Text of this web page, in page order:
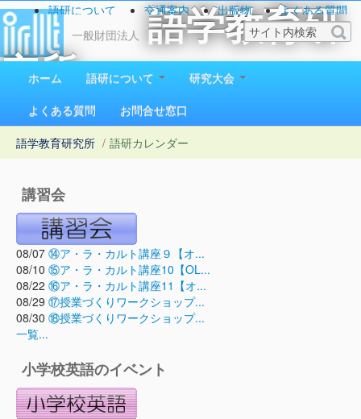
一般財団法人
語学教育研
究所
1923（大正12）年創立
語研について 交通案内 出版物
よくある質問
お問い合わせ
ホーム 語研について
研究大会
よくある質問
お問合せ窓口
語学教育研究所 / 語研カレンダー
講習会
08/07 ⑭ア・ラ・カルト講座９【オ...
08/10 ⑮ア・ラ・カルト講座10【OL...
08/22 ⑯ア・ラ・カルト講座11【オ...
08/29 ⑰授業づくりワークショップ...
08/30 ⑱授業づくりワークショップ...
一覧...
小学校英語のイベント